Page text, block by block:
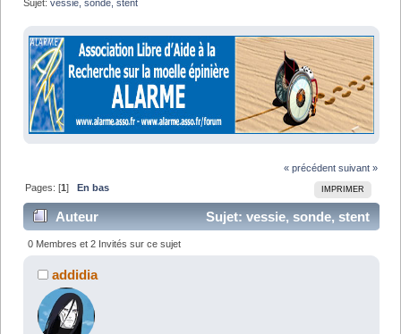
Sujet:vessie, sonde, stent
« précédent suivant »
IMPRIMER
Pages: [1] En bas
Auteur
Sujet: vessie, sonde, stent
(Lu 86940 fois)
0 Membres et 2 Invités sur ce sujet
addidia